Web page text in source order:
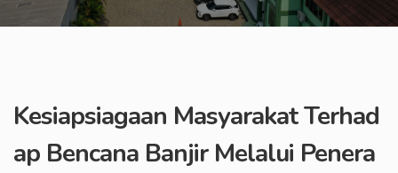
Kesiapsiagaan Masyarakat Terhad
ap Bencana Banjir Melalui Penera